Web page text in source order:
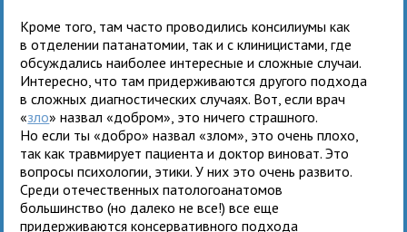
Кроме того, там часто проводились консилиумы как
в отделении патанатомии, так и с клиницистами, где
обсуждались наиболее интересные и сложные случаи.
Интересно, что там придерживаются другого подхода
в сложных диагностических случаях. Вот, если врач
«зло» назвал «добром», это ничего страшного.
Но если ты «добро» назвал «злом», это очень плохо,
так как травмирует пациента и доктор виноват. Это
вопросы психологии, этики. У них это очень развито.
Среди отечественных патологоанатомов
большинство (но далеко не все!) все еще
придерживаются консервативного подхода